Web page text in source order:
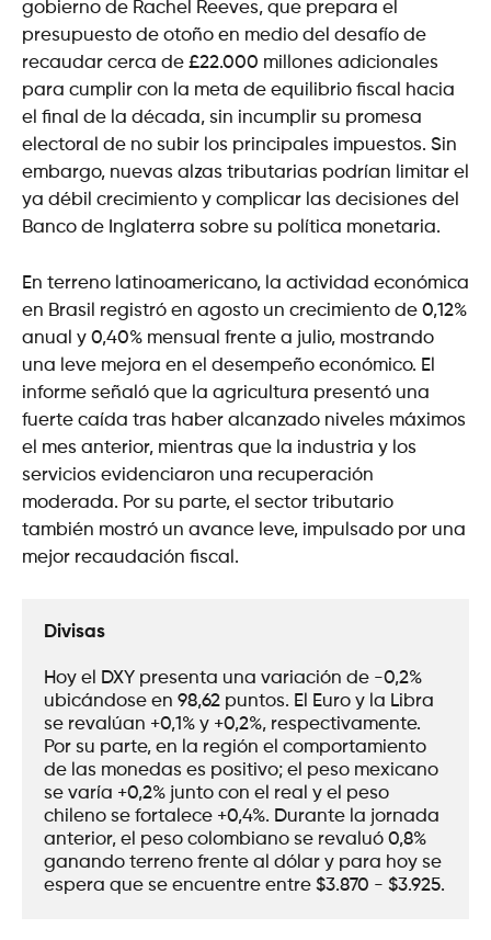
gobierno de Rachel Reeves, que prepara el
presupuesto de otoño en medio del desafío de
recaudar cerca de £22.000 millones adicionales
para cumplir con la meta de equilibrio fiscal hacia
el final de la década, sin incumplir su promesa
electoral de no subir los principales impuestos. Sin
embargo, nuevas alzas tributarias podrían limitar el
ya débil crecimiento y complicar las decisiones del
Banco de Inglaterra sobre su política monetaria.
En terreno latinoamericano, la actividad económica
en Brasil registró en agosto un crecimiento de 0,12%
anual y 0,40% mensual frente a julio, mostrando
una leve mejora en el desempeño económico. El
informe señaló que la agricultura presentó una
fuerte caída tras haber alcanzado niveles máximos
el mes anterior, mientras que la industria y los
servicios evidenciaron una recuperación
moderada. Por su parte, el sector tributario
también mostró un avance leve, impulsado por una
mejor recaudación fiscal.
Divisas
Hoy el DXY presenta una variación de -0,2%
ubicándose en 98,62 puntos. El Euro y la Libra
se revalúan +0,1% y +0,2%, respectivamente.
Por su parte, en la región el comportamiento
de las monedas es positivo; el peso mexicano
se varía +0,2% junto con el real y el peso
chileno se fortalece +0,4%. Durante la jornada
anterior, el peso colombiano se revaluó 0,8%
ganando terreno frente al dólar y para hoy se
espera que se encuentre entre $3.870 - $3.925.